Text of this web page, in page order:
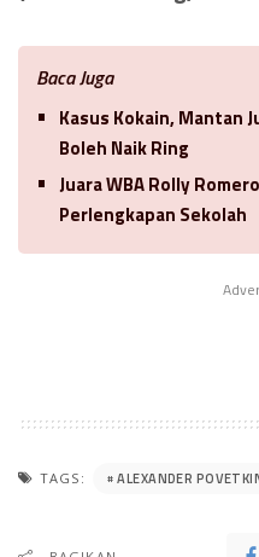
Baca Juga
Kasus Kokain, Mantan
Boleh Naik Ring
Juara WBA Rolly
Perlengkapan Sekolah
TAGS: ALEXANDER